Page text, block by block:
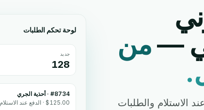
—من
الاستلام والطلبات
لوحة تحكم الطلبات
جديد
128
#8734 · أحذية الجري
$125.00 · الدفع عند الاستلام